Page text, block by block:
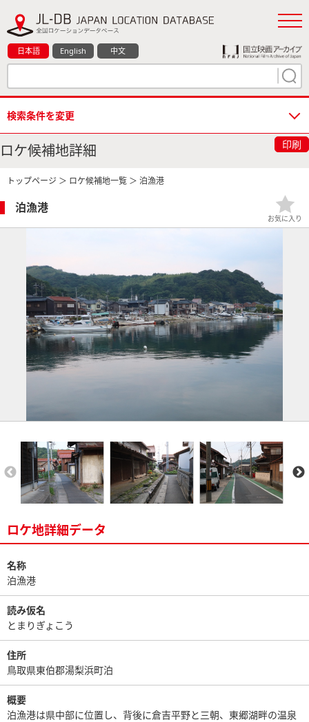
日本語 English 中文
検索条件を変更
ロケ候補地詳細 印刷
トップページ ＞ ロケ候補地一覧 ＞ 泊漁港
泊漁港
お気に入り
ロケ地詳細データ
名称
泊漁港
読み仮名
とまりぎょこう
住所
鳥取県東伯郡湯梨浜町泊
概要
泊漁港は県中部に位置し、背後に倉吉平野と三朝、東郷湖畔の温泉